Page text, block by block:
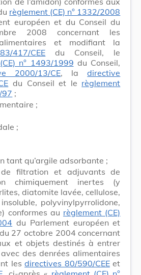
règlement (CE) n° 1332/2008
européen et du Conseil du
2008 concernant les
et modifiant la
417/CEE du Conseil, le
n° 1493/1999 du Conseil,
2000/13/CE, ladirective
du Conseil et le règlement
97 ;
;
;
tant qu’argile adsorbante ;
filtration et adjuvants de
chimiquement inertes (y
diatomite lavée, cellulose,
polyvinylpyrrolidone,
conformes au règlement (CE)
du Parlement européen et
27 octobre 2004 concernant
et objets destinés à entrer
des denrées alimentaires
lesdirectives 80/590/CEEet